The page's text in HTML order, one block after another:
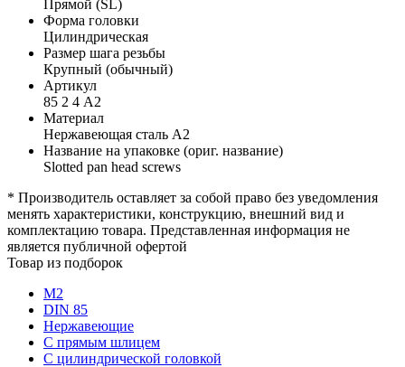
Прямой (SL)
Форма головки
Цилиндрическая
Размер шага резьбы
Крупный (обычный)
Артикул
85 2 4 А2
Материал
Нержавеющая сталь А2
Название на упаковке (ориг. название)
Slotted pan head screws
* Производитель оставляет за собой право без уведомления
менять характеристики, конструкцию, внешний вид и
комплектацию товара. Представленная информация не
является публичной офертой
Товар из подборок
М2
DIN 85
Нержавеющие
С прямым шлицем
С цилиндрической головкой